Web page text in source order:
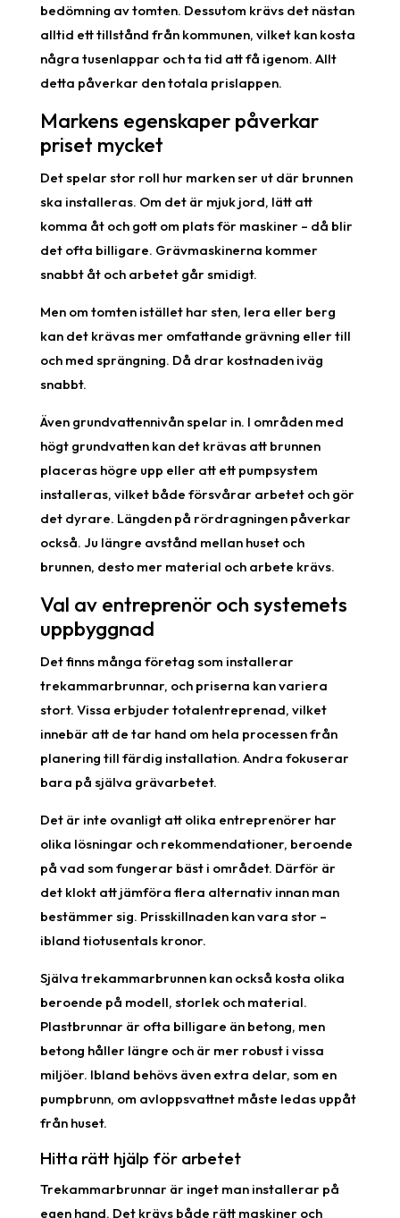
bedömning av tomten. Dessutom krävs det nästan
alltid ett tillstånd från kommunen, vilket kan kosta
några tusenlappar och ta tid att få igenom. Allt
detta påverkar den totala prislappen.
Markens egenskaper påverkar
priset mycket
Det spelar stor roll hur marken ser ut där brunnen
ska installeras. Om det är mjuk jord, lätt att
komma åt och gott om plats för maskiner – då blir
det ofta billigare. Grävmaskinerna kommer
snabbt åt och arbetet går smidigt.
Men om tomten istället har sten, lera eller berg
kan det krävas mer omfattande grävning eller till
och med sprängning. Då drar kostnaden iväg
snabbt.
Även grundvattennivån spelar in. I områden med
högt grundvatten kan det krävas att brunnen
placeras högre upp eller att ett pumpsystem
installeras, vilket både försvårar arbetet och gör
det dyrare. Längden på rördragningen påverkar
också. Ju längre avstånd mellan huset och
brunnen, desto mer material och arbete krävs.
Val av entreprenör och systemets
uppbyggnad
Det finns många företag som installerar
trekammarbrunnar, och priserna kan variera
stort. Vissa erbjuder totalentreprenad, vilket
innebär att de tar hand om hela processen från
planering till färdig installation. Andra fokuserar
bara på själva grävarbetet.
Det är inte ovanligt att olika entreprenörer har
olika lösningar och rekommendationer, beroende
på vad som fungerar bäst i området. Därför är
det klokt att jämföra flera alternativ innan man
bestämmer sig. Prisskillnaden kan vara stor –
ibland tiotusentals kronor.
Själva trekammarbrunnen kan också kosta olika
beroende på modell, storlek och material.
Plastbrunnar är ofta billigare än betong, men
betong håller längre och är mer robust i vissa
miljöer. Ibland behövs även extra delar, som en
pumpbrunn, om avloppsvattnet måste ledas uppåt
från huset.
Hitta rätt hjälp för arbetet
Trekammarbrunnar är inget man installerar på
egen hand. Det krävs både rätt maskiner och